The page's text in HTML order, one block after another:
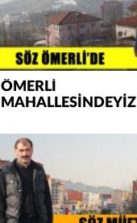
ÖMERLİ
MAHALLESİNDEYİZ